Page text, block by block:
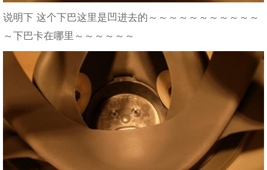
说明下 这个下巴这里是凹进去的～～～～～～～～～～～
～下巴卡在哪里～～～～～～